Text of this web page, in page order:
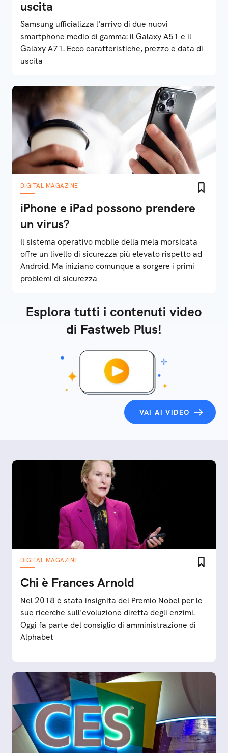
uscita
Samsung ufficializza l'arrivo di due nuovi
smartphone medio di gamma: il Galaxy A51 e il
Galaxy A71. Ecco caratteristiche, prezzo e data di
uscita
DIGITAL MAGAZINE
iPhone e iPad possono prendere
un virus?
Il sistema operativo mobile della mela morsicata
offre un livello di sicurezza più elevato rispetto ad
Android. Ma iniziano comunque a sorgere i primi
problemi di sicurezza
Esplora tutti i contenuti video
di Fastweb Plus!
VAI AI VIDEO
DIGITAL MAGAZINE
Chi è Frances Arnold
Nel 2018 è stata insignita del Premio Nobel per le
sue ricerche sull'evoluzione diretta degli enzimi.
Oggi fa parte del consiglio di amministrazione di
Alphabet